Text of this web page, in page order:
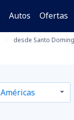
Autos Ofertas
desde Santo